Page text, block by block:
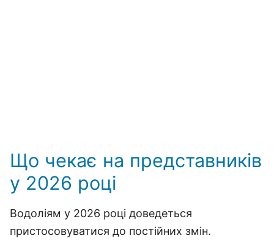
Що чекає на представників
у 2026 році
Водоліям у 2026 році доведеться
пристосовуватися до постійних змін.